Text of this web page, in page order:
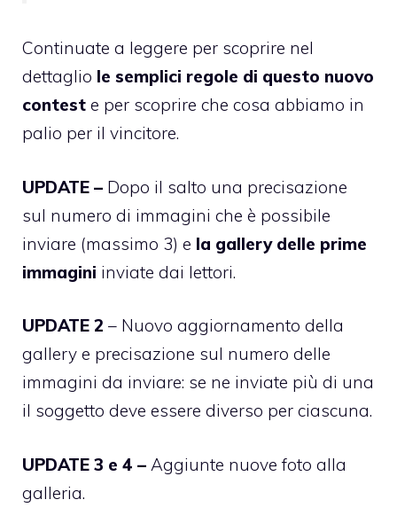
Continuate a leggere per scoprire nel
dettaglio le semplici regole di questo nuovo
contest e per scoprire che cosa abbiamo in
palio per il vincitore.
UPDATE – Dopo il salto una precisazione
sul numero di immagini che è possibile
inviare (massimo 3) e la gallery delle prime
immagini inviate dai lettori.
UPDATE 2 – Nuovo aggiornamento della
gallery e precisazione sul numero delle
immagini da inviare: se ne inviate più di una
il soggetto deve essere diverso per ciascuna.
UPDATE 3 e 4 – Aggiunte nuove foto alla
galleria.